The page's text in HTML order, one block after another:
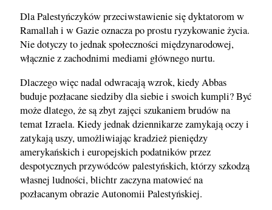
Dla Palestyńczyków przeciwstawienie się dyktatorom w
Ramallah i w Gazie oznacza po prostu ryzykowanie życia.
Nie dotyczy to jednak społeczności międzynarodowej,
włącznie z zachodnimi mediami głównego nurtu.
Dlaczego więc nadal odwracają wzrok, kiedy Abbas
buduje pozłacane siedziby dla siebie i swoich kumpli? Być
może dlatego, że są zbyt zajęci szukaniem brudów na
temat Izraela. Kiedy jednak dziennikarze zamykają oczy i
zatykają uszy, umożliwiając kradzież pieniędzy
amerykańskich i europejskich podatników przez
despotycznych przywódców palestyńskich, którzy szkodzą
własnej ludności, blichtr zaczyna matowieć na
pozłacanym obrazie Autonomii Palestyńskiej.